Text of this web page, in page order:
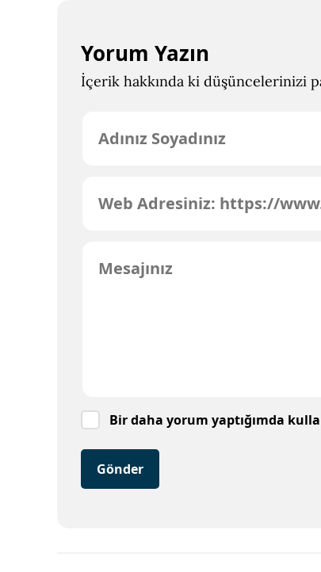
Yorum Yazın
İçerik hakkında ki düşüncelerinizi
Bir daha yorum yaptığımda
Gönder